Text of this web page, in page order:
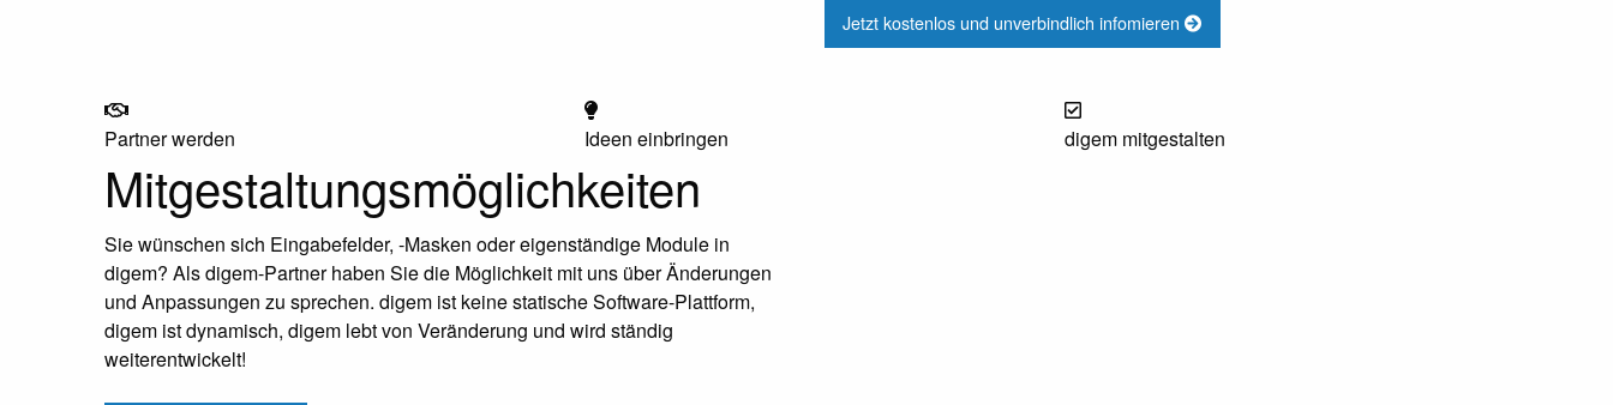
Jetzt kostenlos und unverbindlich infomieren
Partner werden Ideen einbringen digem mitgestalten
Mitgestaltungsmöglichkeiten
Sie wünschen sich Eingabefelder, -Masken oder eigenständige Module in
digem? Als digem-Partner haben Sie die Möglichkeit mit uns über Änderungen
und Anpassungen zu sprechen. digem ist keine statische Software-Plattform,
digem ist dynamisch, digem lebt von Veränderung und wird ständig
weiterentwickelt!